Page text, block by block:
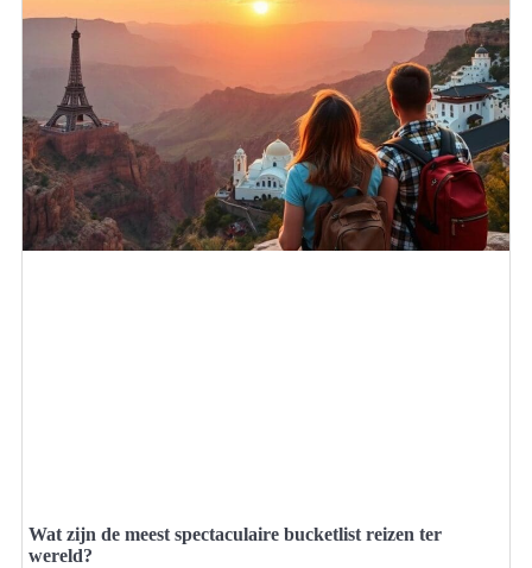
Wat zijn de meest spectaculaire bucketlist reizen ter
wereld?